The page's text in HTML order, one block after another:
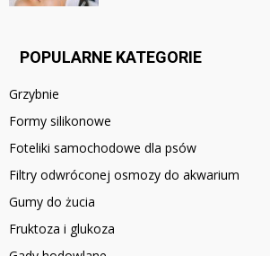
POPULARNE KATEGORIE
Grzybnie
Formy silikonowe
Foteliki samochodowe dla psów
Filtry odwróconej osmozy do akwarium
Gumy do żucia
Fruktoza i glukoza